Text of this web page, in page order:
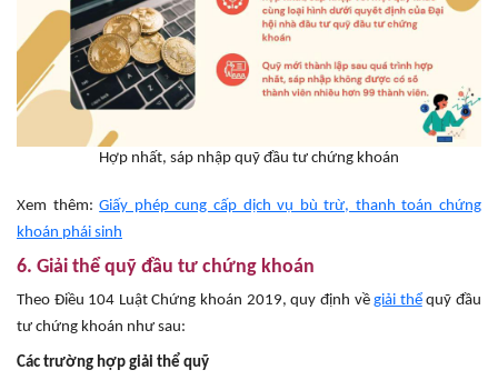
Hợp nhất, sáp nhập quỹ đầu tư chứng khoán
Xem thêm:Giấy phép cung cấp dịch vụ bù trừ, thanh toán chứng
khoán phái sinh
6. Giải thể quỹ đầu tư chứng khoán
Theo Điều 104 Luật Chứng khoán 2019, quy định vềgiải thểquỹ đầu
tư chứng khoán như sau:
Các trường hợp giải thể quỹ